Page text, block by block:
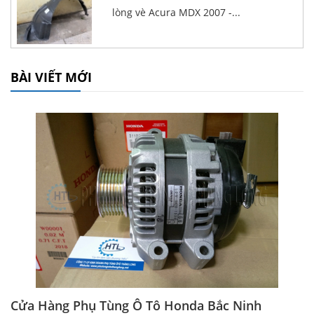
lòng vè Acura MDX 2007 -...
BÀI VIẾT MỚI
Cửa Hàng Phụ Tùng Ô Tô Honda Bắc Ninh